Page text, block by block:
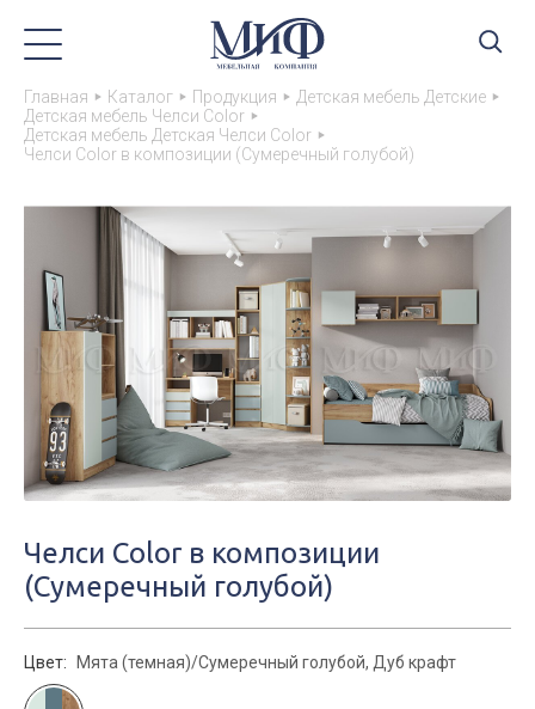
Главная Каталог Продукция
Детская мебель Детские
Детская мебель Челси Color
Детская мебель Детская Челси Color
Челси Color в композиции (Сумеречный голубой)
Челси Color в композиции
(Сумеречный голубой)
Цвет: Мята (темная)/Сумеречный голубой, Дуб крафт